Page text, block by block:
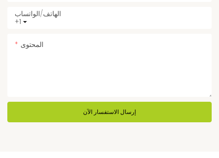
+1
الهاتف/الواتساب
المحتوى
إرسال الاستفسار الآن